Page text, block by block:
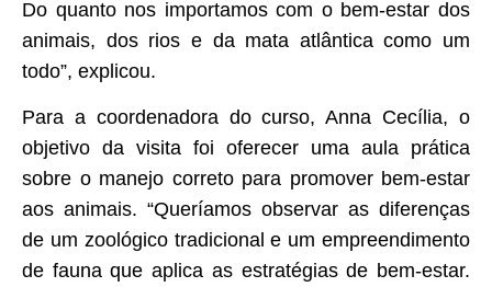
Do quanto nos importamos com o bem-estar dos
animais, dos rios e da mata atlântica como um
todo”, explicou.
Para a coordenadora do curso, Anna Cecília, o
objetivo da visita foi oferecer uma aula prática
sobre o manejo correto para promover bem-estar
aos animais. “Queríamos observar as diferenças
de um zoológico tradicional e um empreendimento
de fauna que aplica as estratégias de bem-estar.